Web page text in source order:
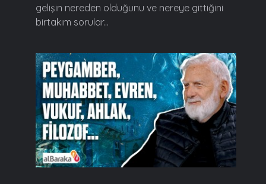
gelişin nereden olduğunu ve nereye gittiğini
birtakım sorular...